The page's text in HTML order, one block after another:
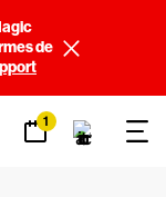
de
1